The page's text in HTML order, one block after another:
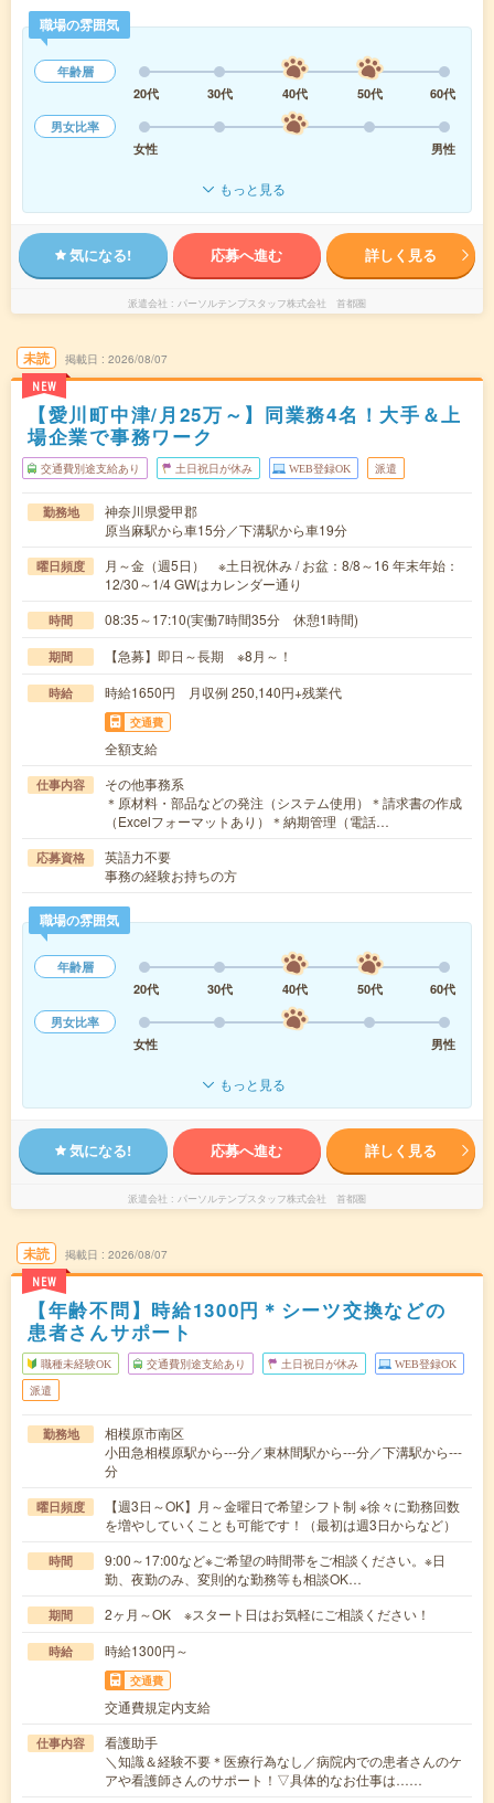
職場の雰囲気
年齢層
20代
30代 40代 50代
60代
男女比率
女性
男性
もっと見る
気になる! 応募へ進む 詳しく見る
派遣会社 パーソルテンプスタッフ株式会社 首都圏
未読
NEW
掲載日 2026/08/07
【愛川町中津/月25万～】同業務4名！大手＆上
場企業で事務ワーク
交通費別途支給あり 土日祝日が休み WEB登録OK 派遣
勤務地
神奈川県愛甲郡
原当麻駅から車15分／下溝駅から車19分
曜日頻度
月～金（週5日） ※土日祝休み / お盆：8/8～16 年末年始：
12/30～1/4 GWはカレンダー通り
時間 08:35～17:10(実働7時間35分 休憩1時間)
期間 【急募】即日～長期 ※8月～！
時給 時給1650円 月収例 250,140円+残業代
交通費
全額支給
仕事内容
その他事務系
＊原材料・部品などの発注（システム使用）＊請求書の作成
（Excelフォーマットあり）＊納期管理（電話…
応募資格
英語力不要
事務の経験お持ちの方
職場の雰囲気
年齢層
20代
30代 40代 50代
60代
男女比率
女性
男性
もっと見る
気になる! 応募へ進む 詳しく見る
派遣会社 パーソルテンプスタッフ株式会社 首都圏
未読
NEW
掲載日 2026/08/07
【年齢不問】時給1300円＊シーツ交換などの
患者さんサポート
職種未経験OK 交通費別途支給あり 土日祝日が休み WEB登録OK
派遣
勤務地
相模原市南区
小田急相模原駅から---分／東林間駅から---分／下溝駅から---
分
曜日頻度
【週3日～OK】月～金曜日で希望シフト制 ※徐々に勤務回数
を増やしていくことも可能です！（最初は週3日からなど）
時間
9:00～17:00など※ご希望の時間帯をご相談ください。※日
勤、夜勤のみ、変則的な勤務等も相談OK…
期間 2ヶ月～OK ※スタート日はお気軽にご相談ください！
時給 時給1300円～
交通費
交通費規定内支給
仕事内容
看護助手
＼知識＆経験不要＊医療行為なし／病院内での患者さんのケ
アや看護師さんのサポート！▽具体的なお仕事は……